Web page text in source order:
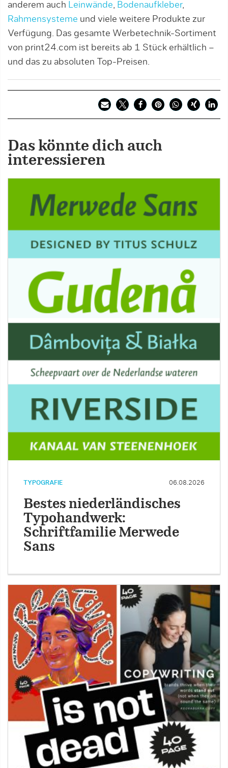
anderem auch Leinwände Bodenaufkleber,
Rahmensysteme und viele weitere Produkte zur
Verfügung. Das gesamte Werbetechnik-Sortiment
von print24.com ist bereits ab 1 Stück erhältlich –
und das zu absoluten Top-Preisen.
Das könnte dich auch
interessieren
TYPOGRAFIE 06.08.2026
Bestes niederländisches
Typohandwerk:
Schriftfamilie Merwede
Sans